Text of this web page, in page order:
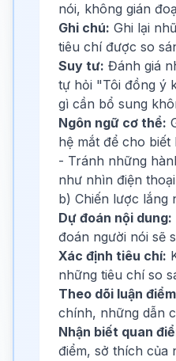
nói, không gián
Ghi chú: Ghi lại
tiêu chí được so
Suy tư: Đánh giá
tự hỏi "Tôi đồng ý
gì cần bổ sung
Ngôn ngữ cơ thể:
hệ mắt để cho biết
- Tránh những
như nhìn điện
b) Chiến lược lắng
Dự đoán nội dung:
đoán người nói sẽ
Xác định tiêu chí:
những tiêu chí so
Theo dõi luận
chính, những dẫn
Nhận biết quan
điểm, sở thích của